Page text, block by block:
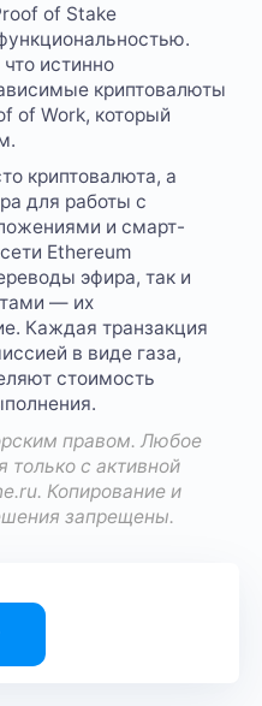
of Stake
истинно
криптовалюты
of Work, который
криптовалюта, а
для работы с
и смарт-
Ethereum
эфира, так и
— их
Каждая транзакция
в виде газа,
стоимость
правом. Любое
только с активной
. Копирование и
запрещены.